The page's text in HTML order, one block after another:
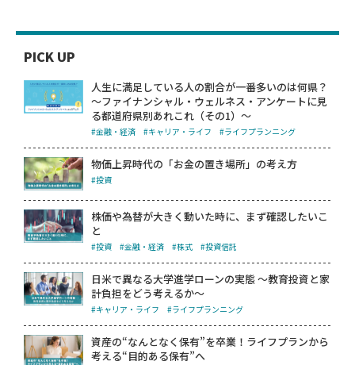
PICK UP
人生に満足している人の割合が一番多いのは何県？
～ファイナンシャル・ウェルネス・アンケートに見
る都道府県別あれこれ（その1）～
#金融・経済 #キャリア・ライフ #ライフプランニング
物価上昇時代の「お金の置き場所」の考え方
#投資
株価や為替が大きく動いた時に、まず確認したいこ
と
#投資 #金融・経済 #株式 #投資信託
日米で異なる大学進学ローンの実態 ～教育投資と家
計負担をどう考えるか～
#キャリア・ライフ #ライフプランニング
資産の“なんとなく保有”を卒業！ライフプランから
考える“目的ある保有”へ